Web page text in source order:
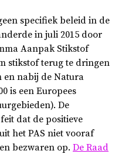
specifiek beleid in de
in juli 2015 door
Aanpak Stikstof
stikstof terug te dringen
en nabij de Natura
is een Europees
De
dat de positieve
het PAS niet vooraf
bezwaren op. De Raad